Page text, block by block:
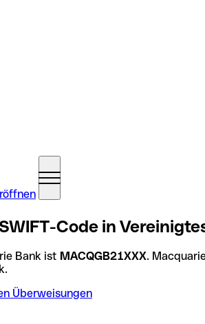
Code in
Bank ist MACQGB21XXX.
Überweisungen